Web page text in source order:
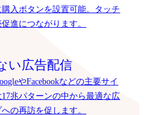
入ボタンを設置可能。タッチ
進につながります。
い広告配信
やFacebookなどの主要サイ
兆パターンの中から最適な広
の再訪を促します。